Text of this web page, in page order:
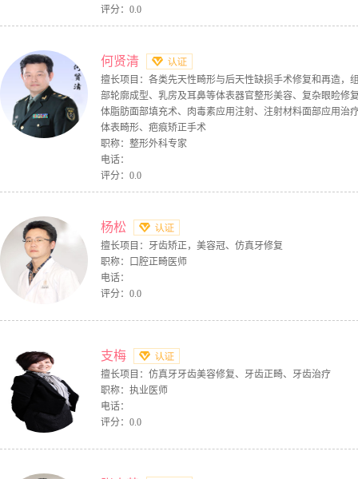
评分：0.0
何贤清
擅长项目：各类先天性畸形与后天性缺损手术修复和再造，
部轮廓成型、乳房及耳鼻等体表器官整形美容、复杂眼睑修
体脂肪面部填充术、肉毒素应用注射、注射材料面部应用治
体表畸形、疤痕矫正手术
职称：整形外科专家
电话：
评分：0.0
杨松
擅长项目：牙齿矫正，美容冠、仿真牙修复
职称：口腔正畸医师
电话：
评分：0.0
支梅
擅长项目：仿真牙牙齿美容修复、牙齿正畸、牙齿治疗
职称：执业医师
电话：
评分：0.0